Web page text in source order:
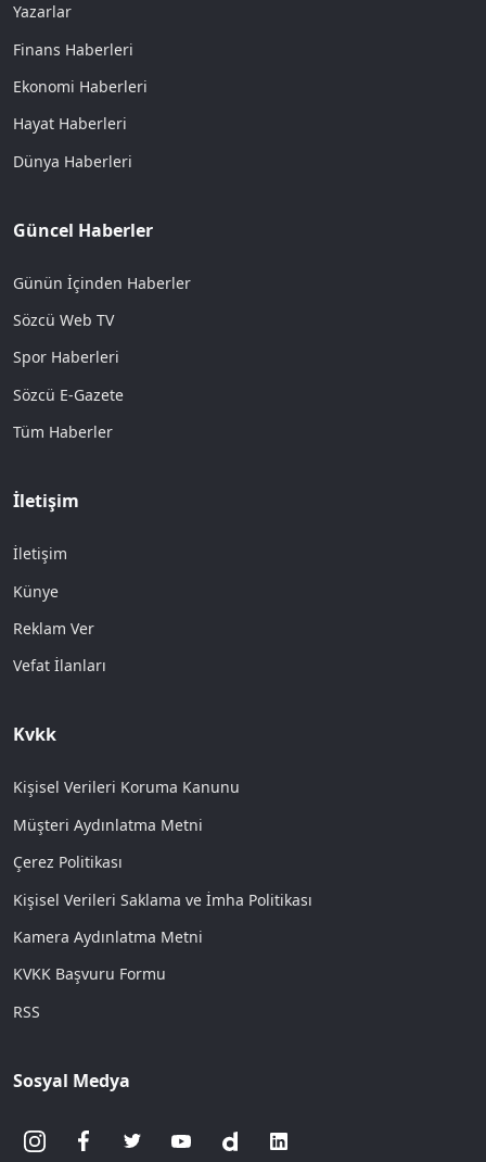
Yazarlar
Finans Haberleri
Ekonomi Haberleri
Hayat Haberleri
Dünya Haberleri
Güncel Haberler
Günün İçinden Haberler
Sözcü Web TV
Spor Haberleri
Sözcü E-Gazete
Tüm Haberler
İletişim
İletişim
Künye
Reklam Ver
Vefat İlanları
Kvkk
Kişisel Verileri Koruma Kanunu
Müşteri Aydınlatma Metni
Çerez Politikası
Kişisel Verileri Saklama ve İmha Politikası
Kamera Aydınlatma Metni
KVKK Başvuru Formu
RSS
Sosyal Medya